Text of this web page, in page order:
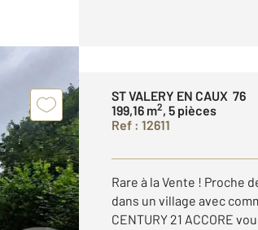
ST VALERY EN CAUX 76
199,16 m2, 5 pièces
Ref : 12611
Rare à la Vente ! Proche
dans un village avec
CENTURY 21 ACCORE